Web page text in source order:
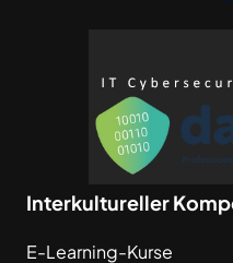
Interkultureller
E-Learning-Kurse